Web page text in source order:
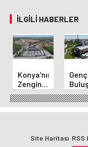
İLGILI HABERLER
Konya'nın
Zengin
Mutfağı
GastroFest'te
Tanıtılacak
Site Haritası RSS